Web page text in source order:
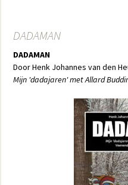
DADAMAN
DADAMAN
Door Henk Johannes van den
Mijn 'dadajaren' met Allard